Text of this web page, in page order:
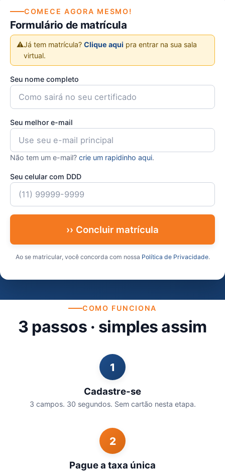
COMECE AGORA MESMO!
Formulário de matrícula
⚠️Já tem matrícula? Clique aqui pra entrar na sua sala
virtual.
Seu nome completo
Seu melhor e-mail
Não tem um e-mail? crie um rapidinho aqui.
Seu celular com DDD
›› Concluir matrícula
Ao se matricular, você concorda com nossa Política de Privacidade.
COMO FUNCIONA
3 passos · simples assim
1
Cadastre-se
3 campos. 30 segundos. Sem cartão nesta etapa.
2
Pague a taxa única